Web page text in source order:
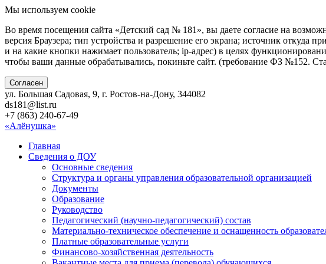
Мы используем cookie
Во время посещения сайта «Детский сад № 181», вы даете согласие на
версия Браузера; тип устройства и разрешение его экрана; источник откуда
и на какие кнопки нажимает пользователь; ip-адрес) в целях
чтобы ваши данные обрабатывались, покиньте сайт. (требование ФЗ №152.
Согласен
ул. Большая Садовая, 9, г. Ростов-на-Дону, 344082
ds181@list.ru
+7 (863) 240-67-49
«Алёнушка»
Главная
Сведения о ДОУ
Основные сведения
Структура и органы управления образовательной организацией
Документы
Образование
Руководство
Педагогический (научно-педагогический) состав
Материально-техническое обеспечение и оснащенность
Платные образовательные услуги
Финансово-хозяйственная деятельность